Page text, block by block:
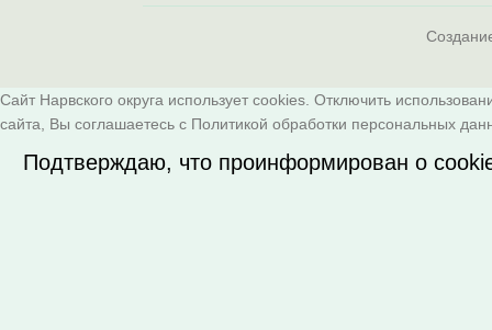
Сайт Нарвского округа использует cookies. Отключить
сайта, Вы соглашаетесь с Политикой обработки персональных
Подтверждаю, что проинформирован о